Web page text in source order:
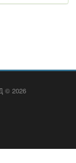
© 2026